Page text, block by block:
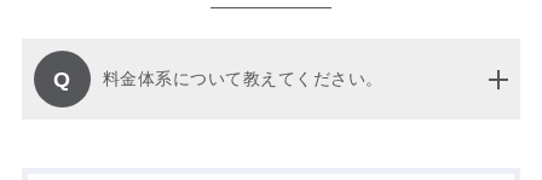
Q 料金体系について教えてください。